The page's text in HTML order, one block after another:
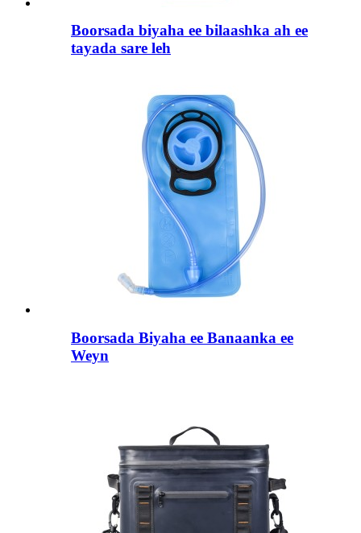
Boorsada biyaha ee bilaashka ah ee
tayada sare leh
Boorsada Biyaha ee Banaanka ee
Weyn